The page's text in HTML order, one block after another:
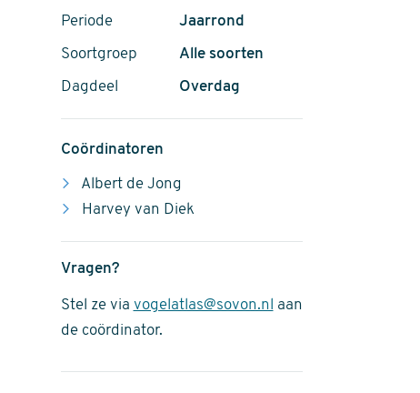
Periode Jaarrond
Soortgroep Alle soorten
Dagdeel Overdag
Coördinatoren
Albert de Jong
Harvey van Diek
Vragen?
Stel ze via vogelatlas@sovon.nl
aan
de coördinator.